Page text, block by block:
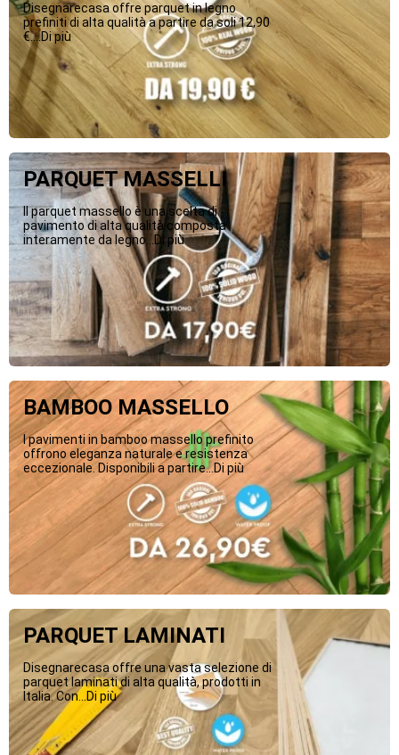
Disegnarecasa offre parquet in legno
prefiniti di alta qualità a partire da soli 12,90
€....Di più
PARQUET MASSELLI
Il parquet massello è una scelta di
pavimento di alta qualità composta
interamente da legno...Di più
BAMBOO MASSELLO
I pavimenti in bamboo massello prefinito
offrono eleganza naturale e resistenza
eccezionale. Disponibili a partire...Di più
PARQUET LAMINATI
Disegnarecasa offre una vasta selezione di
parquet laminati di alta qualità, prodotti in
Italia. Con...Di più